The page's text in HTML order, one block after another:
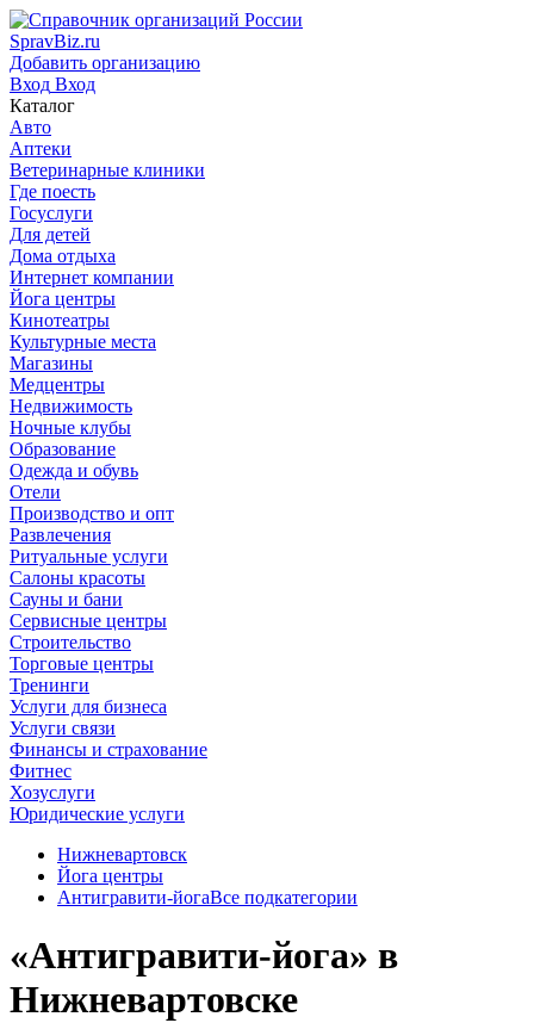
SpravBiz.ru
Добавить организацию
Вход Вход
Каталог
Авто
Аптеки
Ветеринарные клиники
Где поесть
Госуслуги
Для детей
Дома отдыха
Интернет компании
Йога центры
Кинотеатры
Культурные места
Магазины
Медцентры
Недвижимость
Ночные клубы
Образование
Одежда и обувь
Отели
Производство и опт
Развлечения
Ритуальные услуги
Салоны красоты
Сауны и бани
Сервисные центры
Строительство
Торговые центры
Тренинги
Услуги для бизнеса
Услуги связи
Финансы и страхование
Фитнес
Хозуслуги
Юридические услуги
Нижневартовск
Йога центры
Антигравити-йогаВсе подкатегории
«Антигравити-йога» в
Нижневартовске